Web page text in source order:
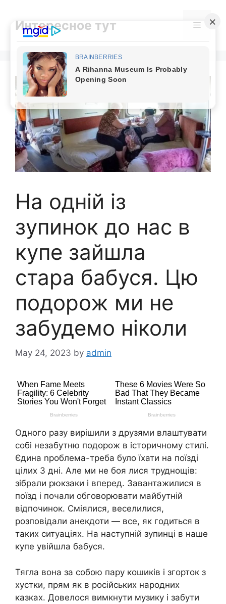
contentИнтересное тут Menu
На одній із
зупинок до нас в
купе зайшла
стара бабуся. Цю
подорож ми не
забудемо ніколи
May 24, 2023 by admin
Одного разу вирішили з друзями влаштувати
собі незабутню подорож в історичному стилі.
Єдина nроблема-треба було їхати на поїзді
цілих 3 дні. Але ми не боя лися труднощів:
зібрали рюкзаки і вперед. Завантажилися в
поїзд і почали обговорювати майбутній
відпочинок. Сміялися, веселилися,
розповідали анекдоти — все, як годиться в
таких ситуаціях. На наступній зупинці в наше
купе увійшла бабуся.
Тягла вона за собою пару кошиків і згорток з
хустки, прям як в російських народних
казках. Довелося вимкнути музику і забути